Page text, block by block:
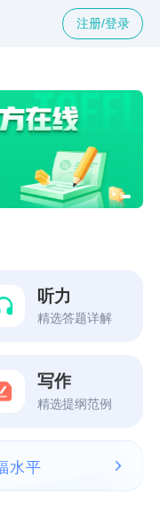
注册/登录
听力
精选答题详解
写作
精选提纲范例
水平